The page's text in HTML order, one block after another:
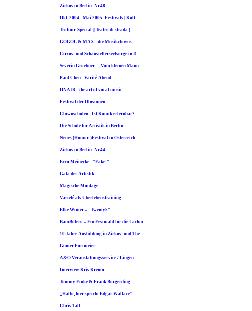
Zirkus in Berlin_Nr.48
Okt. 2004 - Mai 2005: Festivals | Kult...
Trottoir-Special || Teatro di strada (...
GOGOL & MÄX - die Musikclowns
Circus- und Schaustellerseelsorge in D...
Severin Groebner - „Vom kleinen Mann ....
Paul Chen - Varité-Abend
ONAIR - the art of vocal music
Festival der Illusionen
Clownschulen - Ist Komik erlernbar?
Die Schule für Artistik in Berlin
Neues (Humor-)Festival in Österreich
Zirkus in Berlin_Nr.44
Ecco Meinecke - "Fake!"
Gala der Artistik
Magische Montage
Varieté als Überlebenstraining
Elke Winter – "Twenty5"
BamBolero – Ein Festmahl für die Lachm...
10 Jahre Ausbildung in Zirkus- und The...
Günter Fortmeier
A&O Veranstaltungsservice / Lingen
Interview Kris Kremo
Tommy Finke & Frank Börgerding
„Hallo, hier spricht Edgar Wallace“
Chris Tall